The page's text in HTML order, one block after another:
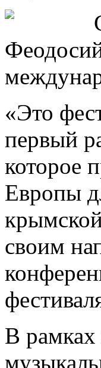
«Это
первый
которое
Европы
своим
В рамках